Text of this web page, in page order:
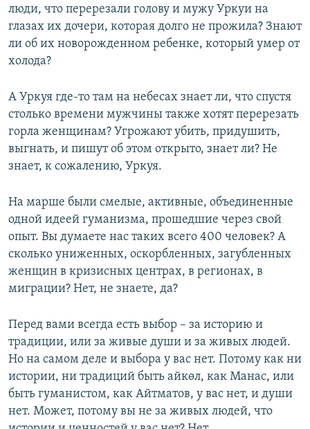
люди, что перерезали голову и мужу Уркуи на
глазах их дочери, которая долго не прожила? Знают
ли об их новорожденном ребенке, который умер от
холода?
А Уркуя где-то там на небесах знает ли, что спустя
столько времени мужчины также хотят перерезать
горла женщинам? Угрожают убить, придушить,
выгнать, и пишут об этом открыто, знает ли? Не
знает, к сожалению, Уркуя.
На марше были смелые, активные, объединенные
одной идеей гуманизма, прошедшие через свой
опыт. Вы думаете нас таких всего 400 человек? А
сколько униженных, оскорбленных, загубленных
женщин в кризисных центрах, в регионах, в
миграции? Нет, не знаете, да?
Перед вами всегда есть выбор – за историю и
традиции, или за живые души и за живых людей.
Но на самом деле и выбора у вас нет. Потому как ни
истории, ни традиций быть айкөл, как Манас, или
быть гуманистом, как Айтматов, у вас нет, и души
нет. Может, потому вы не за живых людей, что